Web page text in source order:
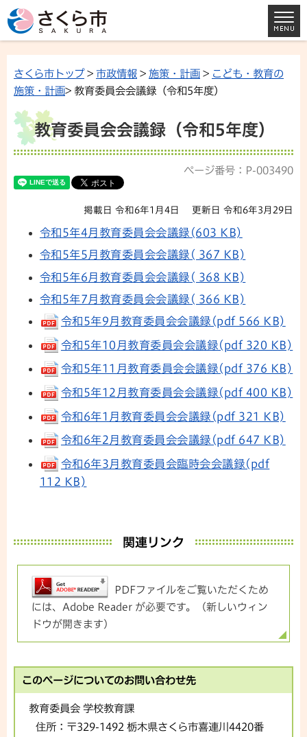
さくら市トップ> 市政情報 > 施策・計画 > こども・教育の
施策・計画> 教育委員会会議録（令和5年度）
教育委員会会議録（令和5年度）
ページ番号：P-003490
掲載日 令和6年1月4日 更新日 令和6年3月29日
令和5年4月教育委員会会議録(603 KB)
令和5年5月教育委員会会議録( 367 KB)
令和5年6月教育委員会会議録( 368 KB)
令和5年7月教育委員会会議録( 366 KB)
令和5年9月教育委員会会議録(pdf 566 KB)
令和5年10月教育委員会会議録(pdf 320 KB)
令和5年11月教育委員会会議録(pdf 376 KB)
令和5年12月教育委員会会議録(pdf 400 KB)
令和6年1月教育委員会会議録(pdf 321 KB)
令和6年2月教育委員会会議録(pdf 647 KB)
令和6年3月教育委員会臨時会会議録(pdf
112 KB)
関連リンク
PDFファイルをご覧いただくため
には、Adobe Reader が必要です。（新しいウィン
ドウが開きます）
このページについてのお問い合わせ先
教育委員会 学校教育課
住所： 〒329-1492 栃木県さくら市喜連川4420番